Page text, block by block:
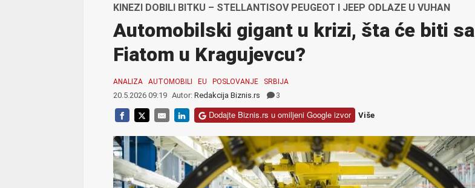
KINEZI DOBILI BITKU – STELLANTISOV PEUGEOT I JEEP ODLAZE U VUHAN
Automobilski gigant u krizi, šta će biti sa
Fiatom u Kragujevcu?
ANALIZA AUTOMOBILI EU POSLOVANJE SRBIJA
20.5.2026 09:19 Autor: Redakcija Biznis.rs 3
Dodajte Biznis.rs u omiljeni Google izvor Više